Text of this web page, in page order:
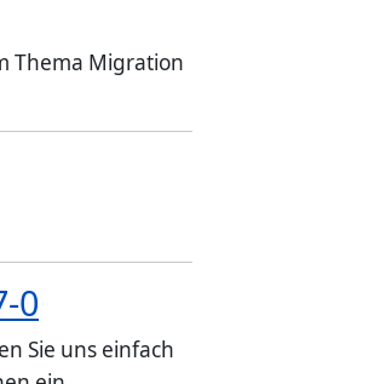
Thema Migration
0
Sie uns einfach